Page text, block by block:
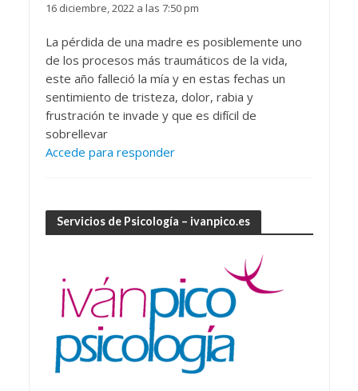
16 diciembre, 2022 a las 7:50 pm
La pérdida de una madre es posiblemente uno
de los procesos más traumáticos de la vida,
este año falleció la mía y en estas fechas un
sentimiento de tristeza, dolor, rabia y
frustración te invade y que es difícil de
sobrellevar
Accede para responder
Servicios de Psicología – ivanpico.es